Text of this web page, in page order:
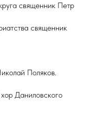
священник Петр
священник
Поляков.
Даниловского